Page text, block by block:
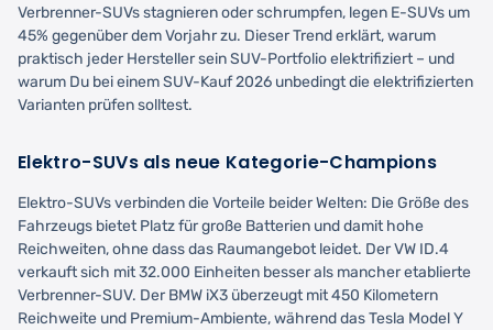
Verbrenner-SUVs stagnieren oder schrumpfen, legen E-SUVs um
45% gegenüber dem Vorjahr zu. Dieser Trend erklärt, warum
praktisch jeder Hersteller sein SUV-Portfolio elektrifiziert – und
warum Du bei einem SUV-Kauf 2026 unbedingt die elektrifizierten
Varianten prüfen solltest.
Elektro-SUVs als neue Kategorie-Champions
Elektro-SUVs verbinden die Vorteile beider Welten: Die Größe des
Fahrzeugs bietet Platz für große Batterien und damit hohe
Reichweiten, ohne dass das Raumangebot leidet. Der VW ID.4
verkauft sich mit 32.000 Einheiten besser als mancher etablierte
Verbrenner-SUV. Der BMW iX3 überzeugt mit 450 Kilometern
Reichweite und Premium-Ambiente, während das Tesla Model Y